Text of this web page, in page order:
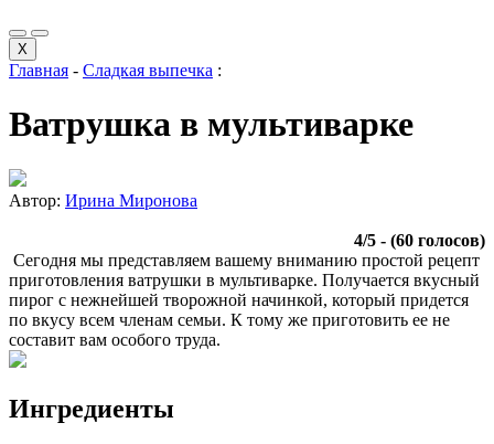
X
Главная - Сладкая выпечка :
Ватрушка в мультиварке
Автор: Ирина Миронова
4/5 - (60 голосов)
Сегодня мы представляем вашему вниманию простой рецепт
приготовления ватрушки в мультиварке. Получается вкусный
пирог с нежнейшей творожной начинкой, который придется
по вкусу всем членам семьи. К тому же приготовить ее не
составит вам особого труда.
Ингредиенты